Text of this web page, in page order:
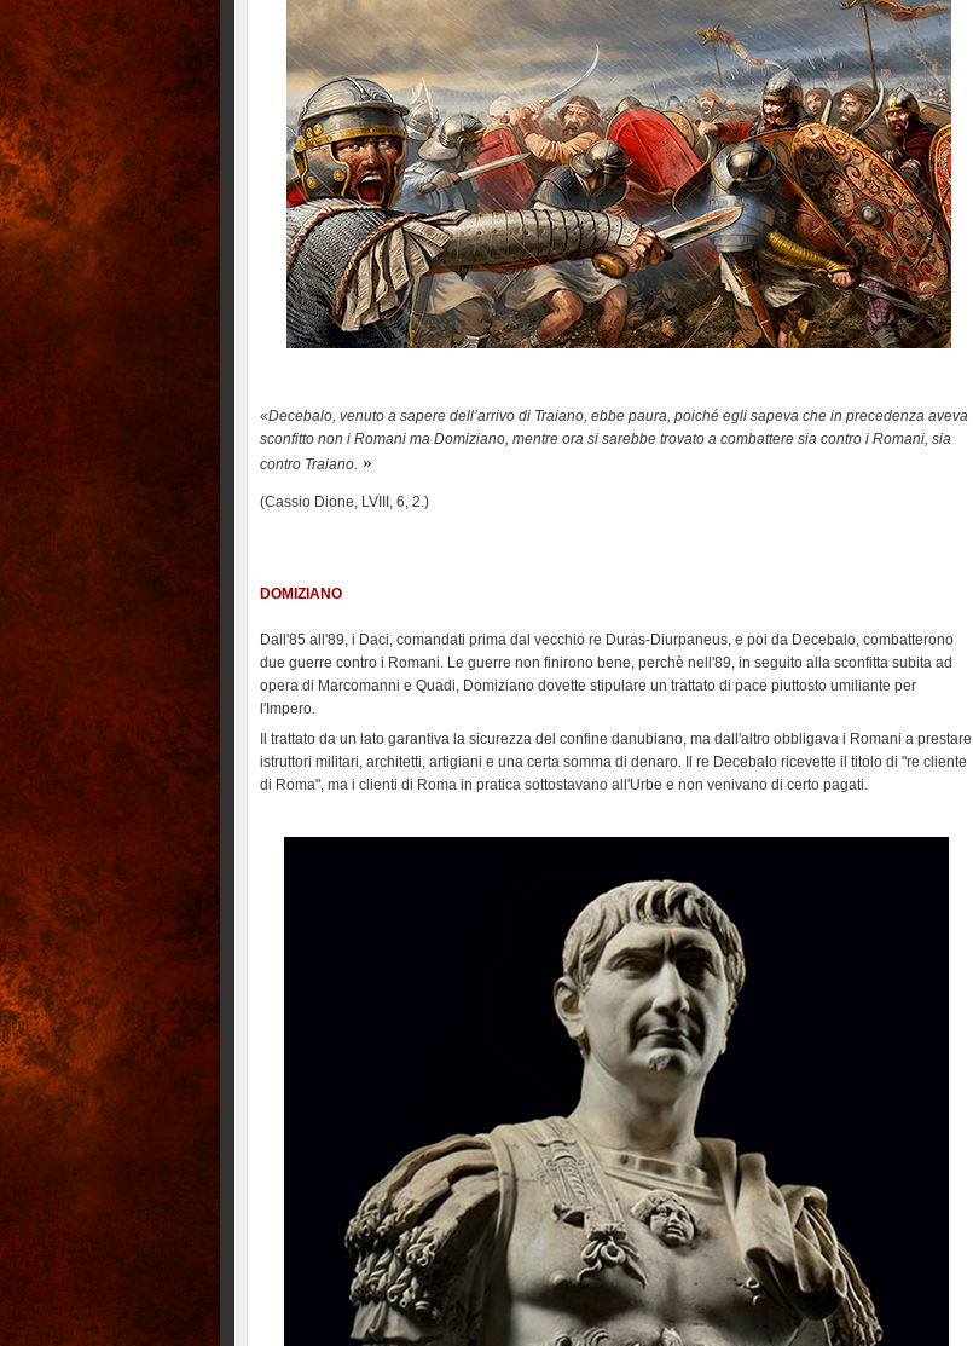
«Decebalo, venuto a sapere dell’arrivo di Traiano, ebbe paura, poiché egli sapeva che in precedenza aveva
sconfitto non i Romani ma Domiziano, mentre ora si sarebbe trovato a combattere sia contro i Romani, sia
contro Traiano. »
(Cassio Dione, LVIII, 6, 2.)
DOMIZIANO
Dall'85 all'89, i Daci, comandati prima dal vecchio re Duras-Diurpaneus, e poi da Decebalo, combatterono
due guerre contro i Romani. Le guerre non finirono bene, perchè nell'89, in seguito alla sconfitta subita ad
opera di Marcomanni e Quadi, Domiziano dovette stipulare un trattato di pace piuttosto umiliante per
l'Impero.
Il trattato da un lato garantiva la sicurezza del confine danubiano, ma dall'altro obbligava i Romani a prestare
istruttori militari, architetti, artigiani e una certa somma di denaro. Il re Decebalo ricevette il titolo di "re cliente
di Roma", ma i clienti di Roma in pratica sottostavano all'Urbe e non venivano di certo pagati.